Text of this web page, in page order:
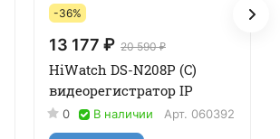
-36%
13 177 ₽ 20 590 ₽
HiWatch DS-N208P (C)
видеорегистратор IP
0 В наличии Арт. 060392